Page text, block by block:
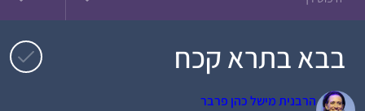
בבא בתרא קכח
הרבנית מישל כהן פרבר